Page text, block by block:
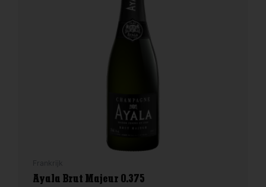
Ayala Brut Majeur 0.375